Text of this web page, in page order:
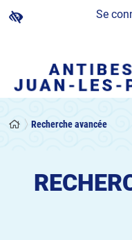
Se
Recherche avancée